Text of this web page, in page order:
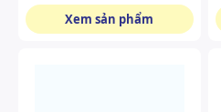
Xem sản phẩm